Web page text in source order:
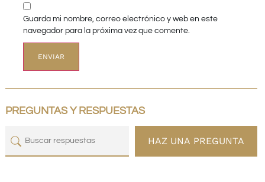
Guarda mi nombre, correo electrónico y web en este
navegador para la próxima vez que comente.
PREGUNTAS Y RESPUESTAS
HAZ UNA PREGUNTA